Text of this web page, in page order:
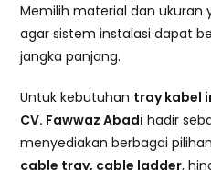
Memilih material dan ukuran
agar sistem instalasi dapat
jangka panjang.
Untuk kebutuhan tray kabel
CV. Fawwaz Abadi hadir
menyediakan berbagai
cable tray, cable ladder,